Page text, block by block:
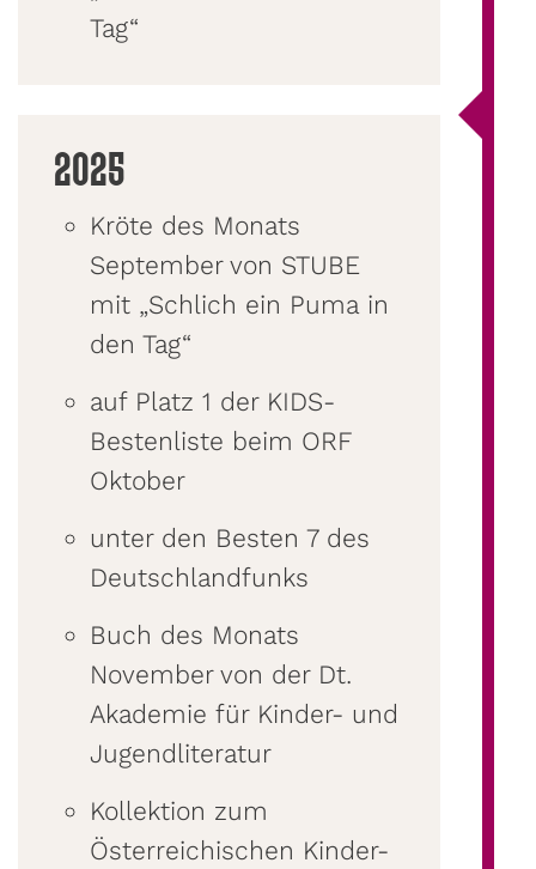
Tag“
2025
Kröte des Monats
September von STUBE
mit „Schlich ein Puma in
den Tag“
auf Platz 1 der KIDS-
Bestenliste beim ORF
Oktober
unter den Besten 7 des
Deutschlandfunks
Buch des Monats
November von der Dt.
Akademie für Kinder- und
Jugendliteratur
Kollektion zum
Österreichischen Kinder-